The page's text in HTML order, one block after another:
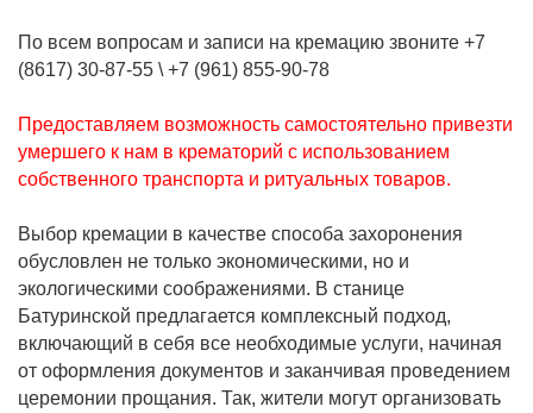
По всем вопросам и записи на кремацию звоните +7
(8617) 30-87-55 \ +7 (961) 855-90-78
Предоставляем возможность самостоятельно привезти
умершего к нам в крематорий с использованием
собственного транспорта и ритуальных товаров.
Выбор кремации в качестве способа захоронения
обусловлен не только экономическими, но и
экологическими соображениями. В станице
Батуринской предлагается комплексный подход,
включающий в себя все необходимые услуги, начиная
от оформления документов и заканчивая проведением
церемонии прощания. Так, жители могут организовать